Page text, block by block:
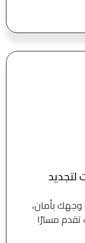
لتجديد
وجهك بأمان،
تقدم مسارًا